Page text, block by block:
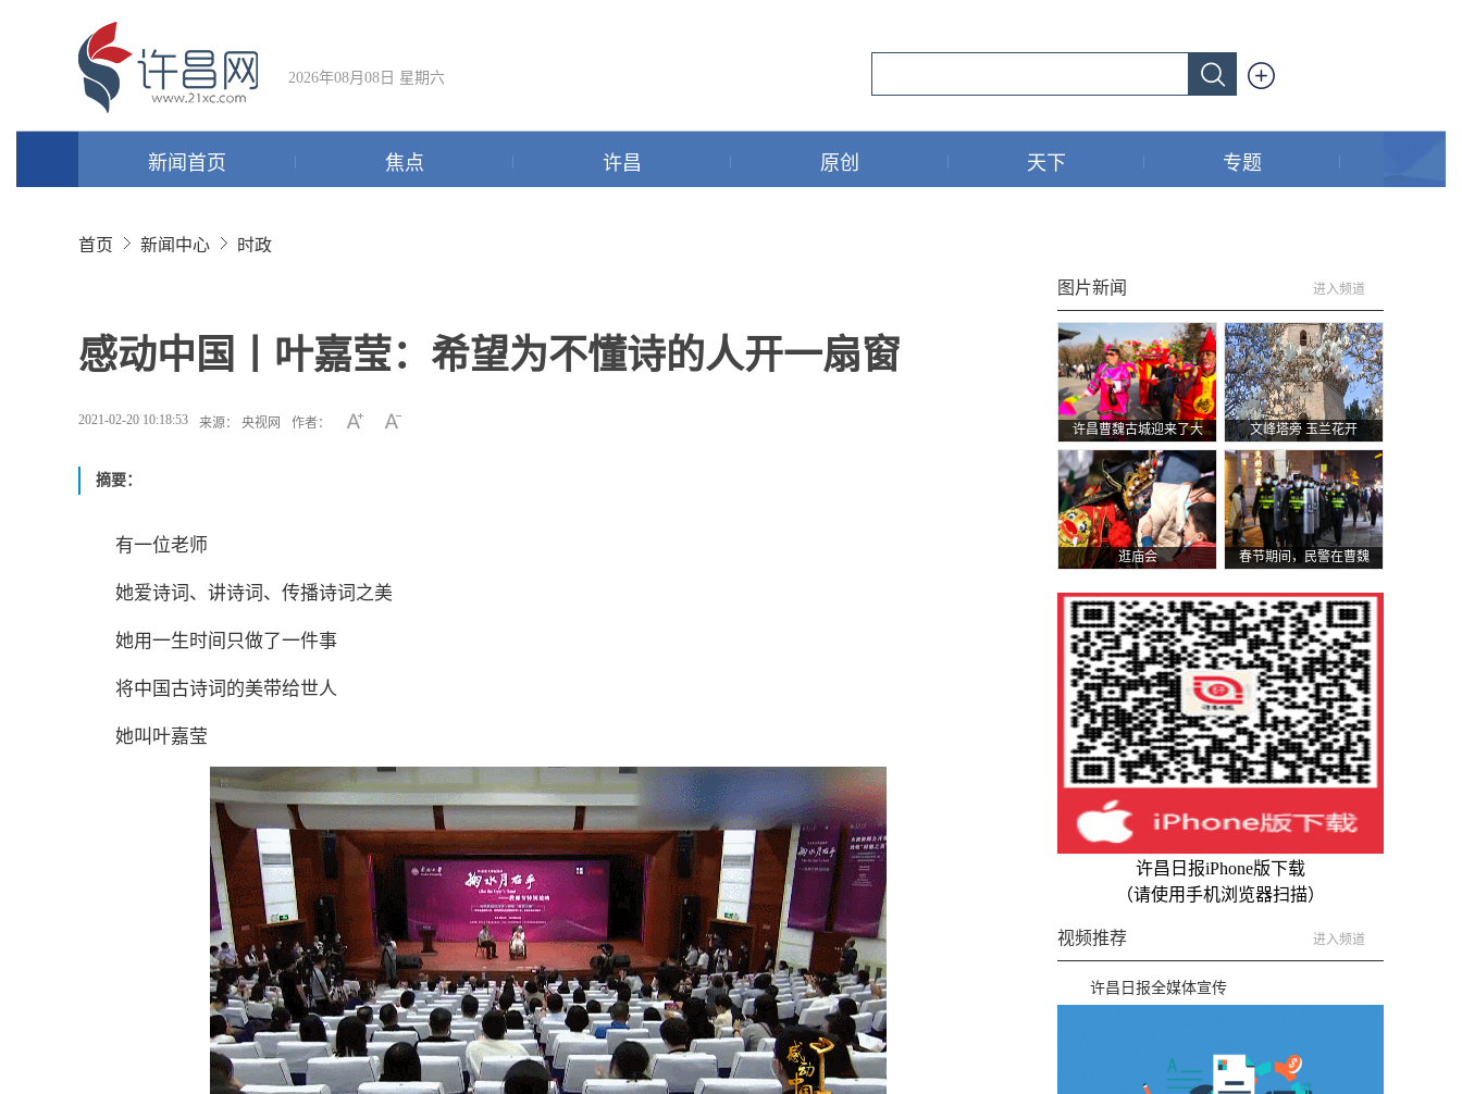
2026年08月08日 星期六
新闻首页 焦点 许昌 原创 天下 专题
首页 新闻中心 时政
感动中国丨叶嘉莹：希望为不懂诗的人开一扇窗
2021-02-20 10:18:53 来源： 央视网 作者：
摘要：
有一位老师
她爱诗词、讲诗词、传播诗词之美
她用一生时间只做了一件事
将中国古诗词的美带给世人
她叫叶嘉莹
图片新闻 进入频道
许昌曹魏古城迎来了大
张社区花轿队的迎亲表
演
文峰塔旁 玉兰花开
逛庙会
春节期间，民警在曹魏
许昌日报iPhone版下载
（请使用手机浏览器扫描）
视频推荐 进入频道
许昌日报全媒体宣传